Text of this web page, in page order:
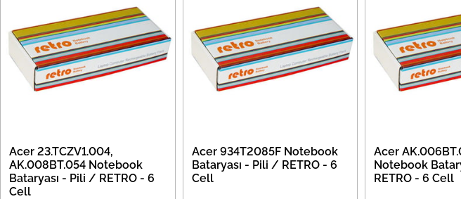
Acer 23.TCZV1.004,
AK.008BT.054 Notebook
Bataryası - Pili / RETRO - 6
Cell
Acer 934T2085F Notebook
Bataryası - Pili / RETRO - 6
Cell
Acer
Notebook
RETRO - 6 Cell